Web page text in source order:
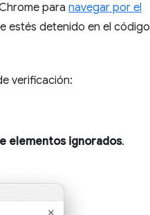
para navegar por el
estés detenido en el código
verificación:
elementos ignorados.